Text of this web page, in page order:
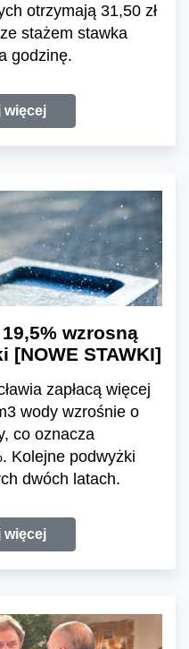
otrzymają 31,50 zł
stażem stawka
godzinę.
więcej
wzrosną
[NOWE STAWKI]
zapłacą więcej
wody wzrośnie o
co oznacza
Kolejne podwyżki
dwóch latach.
więcej